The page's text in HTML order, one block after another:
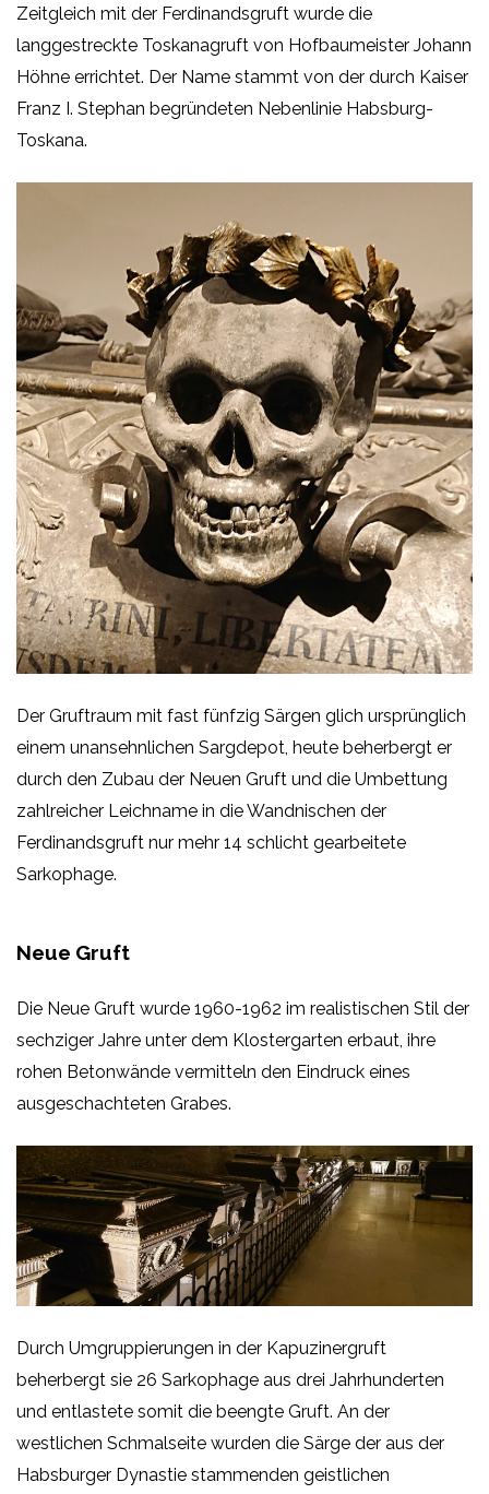
Zeitgleich mit der Ferdinandsgruft wurde die
langgestreckte Toskanagruft von Hofbaumeister Johann
Höhne errichtet. Der Name stammt von der durch Kaiser
Franz I. Stephan begründeten Nebenlinie Habsburg-
Toskana.
Der Gruftraum mit fast fünfzig Särgen glich ursprünglich
einem unansehnlichen Sargdepot, heute beherbergt er
durch den Zubau der Neuen Gruft und die Umbettung
zahlreicher Leichname in die Wandnischen der
Ferdinandsgruft nur mehr 14 schlicht gearbeitete
Sarkophage.
Neue Gruft
Die Neue Gruft wurde 1960-1962 im realistischen Stil der
sechziger Jahre unter dem Klostergarten erbaut, ihre
rohen Betonwände vermitteln den Eindruck eines
ausgeschachteten Grabes.
Durch Umgruppierungen in der Kapuzinergruft
beherbergt sie 26 Sarkophage aus drei Jahrhunderten
und entlastete somit die beengte Gruft. An der
westlichen Schmalseite wurden die Särge der aus der
Habsburger Dynastie stammenden geistlichen